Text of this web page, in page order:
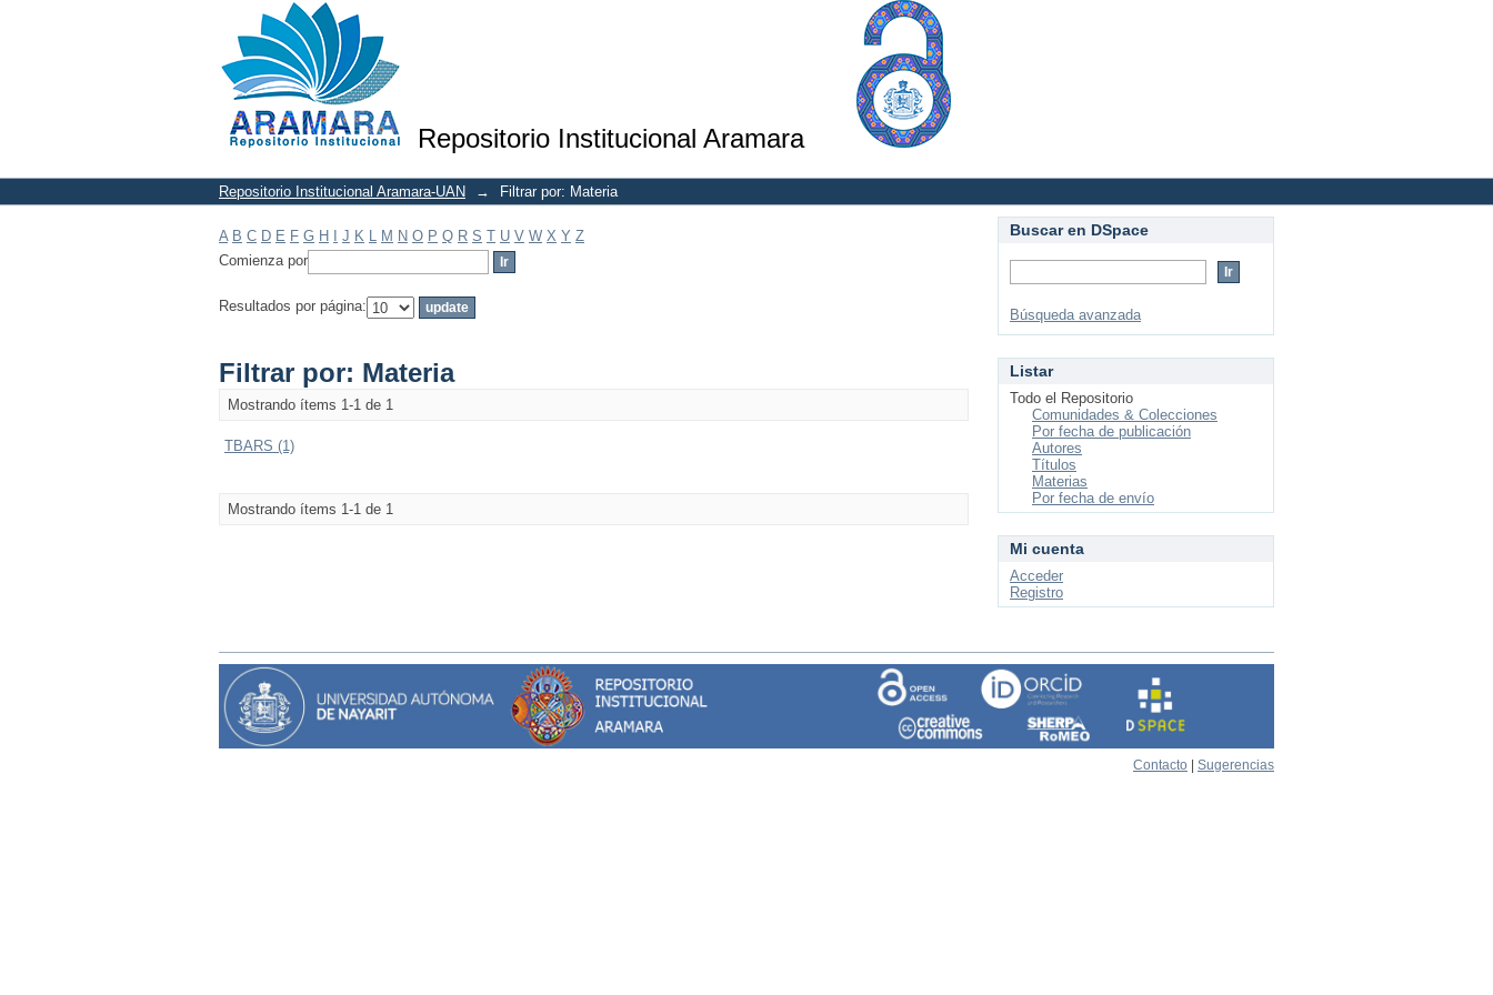
Repositorio Institucional Aramara
Filtrar por: Materia
Repositorio Institucional Aramara-UAN → Filtrar por: Materia
A B C D E F G H J K L M N O P Q R S T U V W X Y Z
Comienza por
Resultados por página:
Filtrar por: Materia
Mostrando ítems 1-1 de 1
TBARS (1)
Mostrando ítems 1-1 de 1
Buscar en DSpace
Búsqueda avanzada
Listar
Todo el Repositorio
Comunidades & Colecciones
Por fecha de publicación
Autores
Títulos
Materias
Por fecha de envío
Mi cuenta
Acceder
Registro
Contacto Sugerencias